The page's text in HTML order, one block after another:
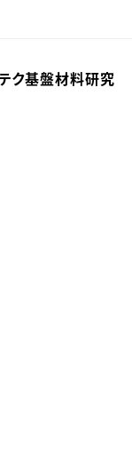
ク基盤材料研究